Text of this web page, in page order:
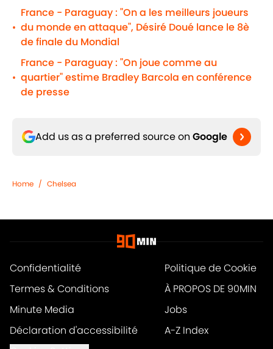
•
France - Paraguay : "On a les meilleurs joueurs
du monde en attaque", Désiré Doué lance le 8è
de finale du Mondial
•
France - Paraguay : "On joue comme au
quartier" estime Bradley Barcola en conférence
de presse
Add us as a preferred source on Google
Home / Chelsea
Confidentialité
Politique de Cookie
Termes & Conditions
À PROPOS DE 90MIN
Minute Media
Jobs
Déclaration d'accessibilité
A-Z Index